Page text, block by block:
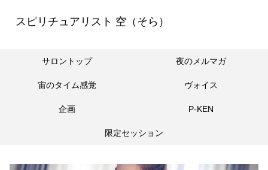
スピリチュアリスト 空（そら）
サロントップ 夜のメルマガ
宙のタイム感覚 ヴォイス
企画 P-KEN
限定セッション